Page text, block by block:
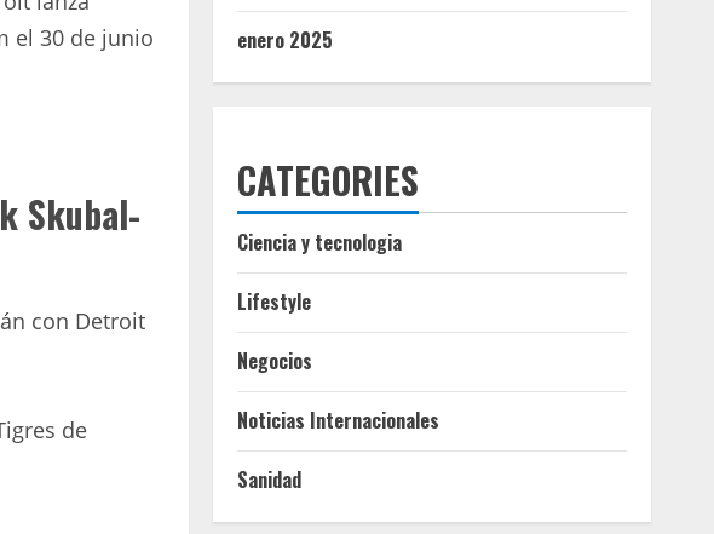
el 30 de junio
Skubal-
con Detroit
de
enero 2025
CATEGORIES
Ciencia y tecnologia
Lifestyle
Negocios
Noticias Internacionales
Sanidad